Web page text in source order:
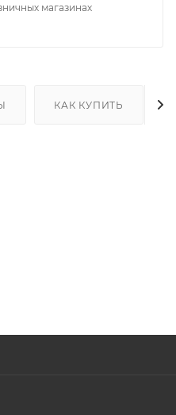
магазинах
КАК КУПИТЬ